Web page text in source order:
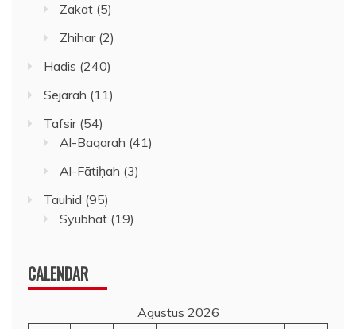
Zakat (5)
Zhihar(2)
Hadis (240)
Sejarah (11)
Tafsir(54)
Al-Baqarah (41)
Al-Fātiḥah (3)
Tauhid (95)
Syubhat (19)
CALENDAR
Agustus 2026